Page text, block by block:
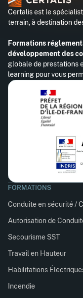
Certalis est le
terrain, à destination
Formations
développement des
globale de prestations
learning pour vous
FORMATIONS
Conduite en sécurité /
Autorisation de
Secourisme SST
Travail en Hauteur
Habilitations
Incendie